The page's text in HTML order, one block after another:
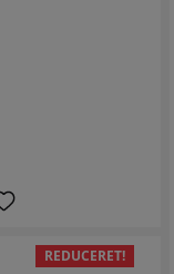
REDUCERET!